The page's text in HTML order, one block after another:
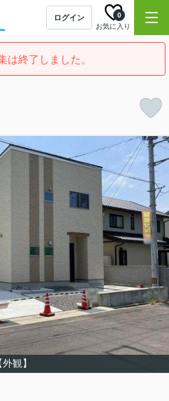
ログイン
お気に入り
0
は終了しました。
外観】